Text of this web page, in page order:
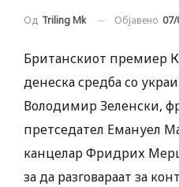
Од Triling Mk Објавено
Британскиот премиер
денеска средба со
Володимир Зеленски,
претседател Емануел
канцелар Фридрих
за да разговараат за